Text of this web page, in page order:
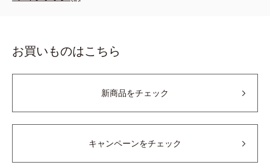
お買いものはこちら
新商品をチェック
キャンペーンをチェック